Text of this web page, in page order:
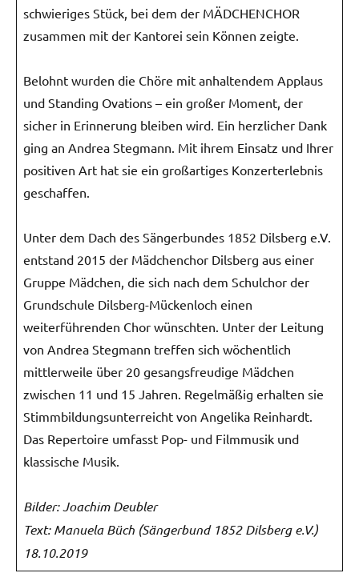
schwieriges Stück, bei dem der MÄDCHENCHOR
zusammen mit der Kantorei sein Können zeigte.
Belohnt wurden die Chöre mit anhaltendem Applaus
und Standing Ovations – ein großer Moment, der
sicher in Erinnerung bleiben wird. Ein herzlicher Dank
ging an Andrea Stegmann. Mit ihrem Einsatz und Ihrer
positiven Art hat sie ein großartiges Konzerterlebnis
geschaffen.
Unter dem Dach des Sängerbundes 1852 Dilsberg e.V.
entstand 2015 der Mädchenchor Dilsberg aus einer
Gruppe Mädchen, die sich nach dem Schulchor der
Grundschule Dilsberg-Mückenloch einen
weiterführenden Chor wünschten. Unter der Leitung
von Andrea Stegmann treffen sich wöchentlich
mittlerweile über 20 gesangsfreudige Mädchen
zwischen 11 und 15 Jahren. Regelmäßig erhalten sie
Stimmbildungsunterreicht von Angelika Reinhardt.
Das Repertoire umfasst Pop- und Filmmusik und
klassische Musik.
Bilder: Joachim Deubler
Text: Manuela Büch (Sängerbund 1852 Dilsberg e.V.)
18.10.2019